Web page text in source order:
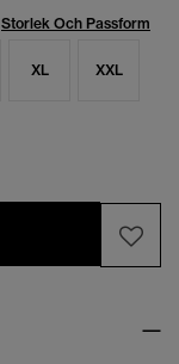
Storlek Och Passform
XL XXL